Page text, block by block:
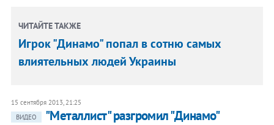
ЧИТАЙТЕ ТАКЖЕ
Игрок "Динамо" попал в сотню самых
влиятельных людей Украины
15 сентября 2013, 21:25
ВИДЕО
"Металлист" разгромил "Динамо"